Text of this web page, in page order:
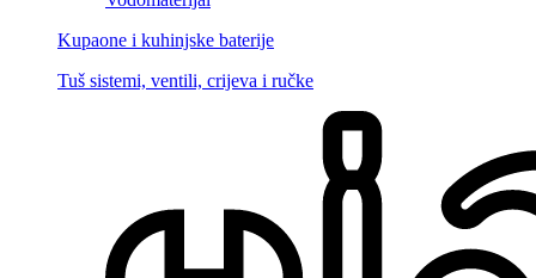
Kupaone i kuhinjske baterije
Tuš sistemi, ventili, crijeva i ručke